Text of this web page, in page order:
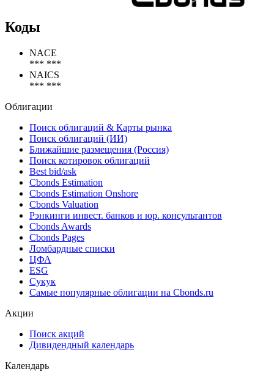
Коды
NACE
*** ***
NAICS
*** ***
Облигации
Поиск облигаций & Карты рынка
Поиск облигаций (ИИ)
Ближайшие размещения (Россия)
Поиск котировок облигаций
Best bid/ask
Cbonds Estimation
Cbonds Estimation Onshore
Cbonds Valuation
Рэнкинги инвест. банков и юр. консультантов
Cbonds Awards
Cbonds Pages
Ломбардные списки
ЦФА
ESG
Сукук
Самые популярные облигации на Cbonds.ru
Акции
Поиск акций
Дивидендный календарь
Календарь